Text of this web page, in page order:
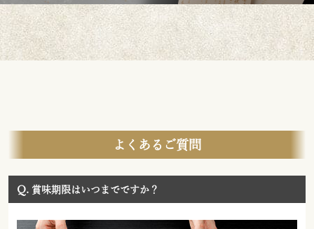
よくあるご質問
Q. 賞味期限はいつまでですか？